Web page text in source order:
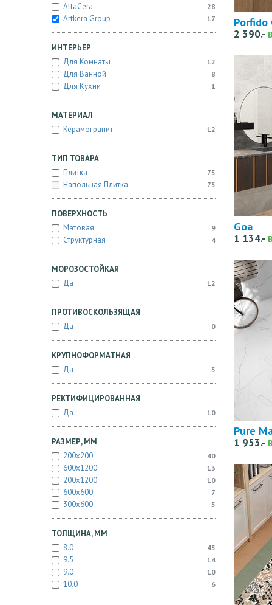
AltaCera 28
Artkera Group 17
ИНТЕРЬЕР
Для Комнаты
12
Для Ванной 8
Для Кухни 1
МАТЕРИАЛ
Керамогранит
12
ТИП ТОВАРА
Плитка
75
Напольная Плитка 75
ПОВЕРХНОСТЬ
Матовая
9
Структурная 4
МОРОЗОСТОЙКАЯ
Да
12
ПРОТИВОСКОЛЬЗЯЩАЯ
Да
0
КРУПНОФОРМАТНАЯ
Да
5
РЕКТИФИЦИРОВАННАЯ
Да
10
РАЗМЕР, ММ
200x200
40
600x1200 13
200x1200 10
600x600 7
300x600 5
ТОЛЩИНА, ММ
8.0
45
9.5 14
9.0 10
10.0 6
Porfido
2 390.-
Goa
1 134.-
Pure
1 953.-